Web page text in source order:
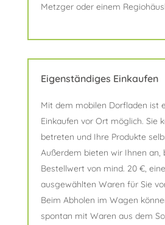
Metzger oder einem
Eigenständiges Einkaufen
Mit dem mobilen Dorfladen ist
Einkaufen vor Ort möglich. Sie
betreten und Ihre Produkte
Außerdem bieten wir Ihnen an,
Bestellwert von mind. 20 €,
ausgewählten Waren für Sie
Beim Abholen im Wagen
spontan mit Waren aus dem